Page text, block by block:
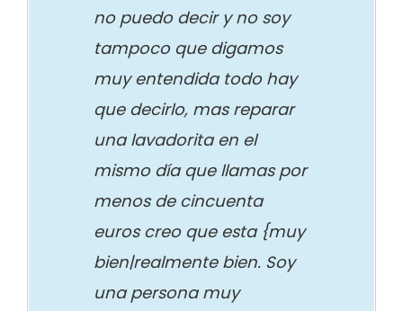
no puedo decir y no soy
tampoco que digamos
muy entendida todo hay
que decirlo, mas reparar
una lavadorita en el
mismo día que llamas por
menos de cincuenta
euros creo que esta {muy
bien|realmente bien. Soy
una persona muy